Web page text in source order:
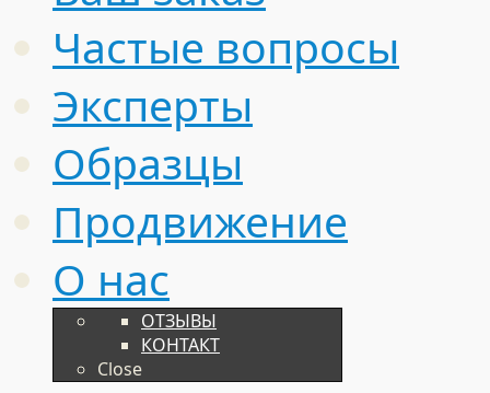
Частые вопросы
Эксперты
Образцы
Продвижение
О нас
ОТЗЫВЫ
КОНТАКТ
Close